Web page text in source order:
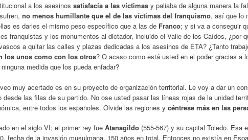
a los asesinos satisfacía a las víctimas y paliaba de alguna manera la
no menos humillante que el de las víctimas del franquismo, así que lo
es darles el mismo peso específico que a las de Franco; y si va a conseguir
franquistas y los monumentos al dictador, incluido el Valle de los Caídos, ¿por
a quitar las calles y plazas dedicadas a los asesinos de ETA? ¿Tanto
los unos como con los otros? O acaso como está usted en el poder gracias a
medida que los pueda enfadar?
muy acertado es en su proyecto de organización territorial. Le voy a dar un
desde las filas de su partido. No ose usted pasar las líneas rojas de la unidad
entre todos los españoles. Olvide las regiones y céntrese más en las
en el siglo VI; el primer rey fue Atanagildo (555-567) y su capital Toledo. Esa
fecha de la invasión musulmana, 150 años en total. Entonces no existía en